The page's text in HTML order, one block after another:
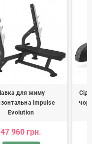
для жиму
Impulse
Evolution
47 960 грн.